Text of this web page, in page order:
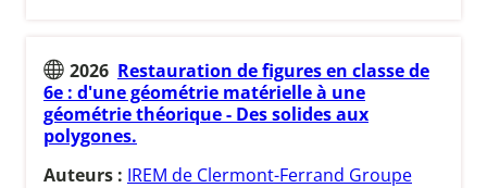
2026 Restauration de figures en classe de
6e : d'une géométrie matérielle à une
géométrie théorique - Des solides aux
polygones.
Auteurs : IREM de Clermont-Ferrand Groupe